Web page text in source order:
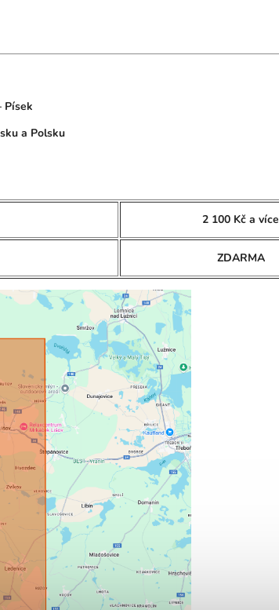
Písek
a Polsku
2 100 Kč a více
ZDARMA